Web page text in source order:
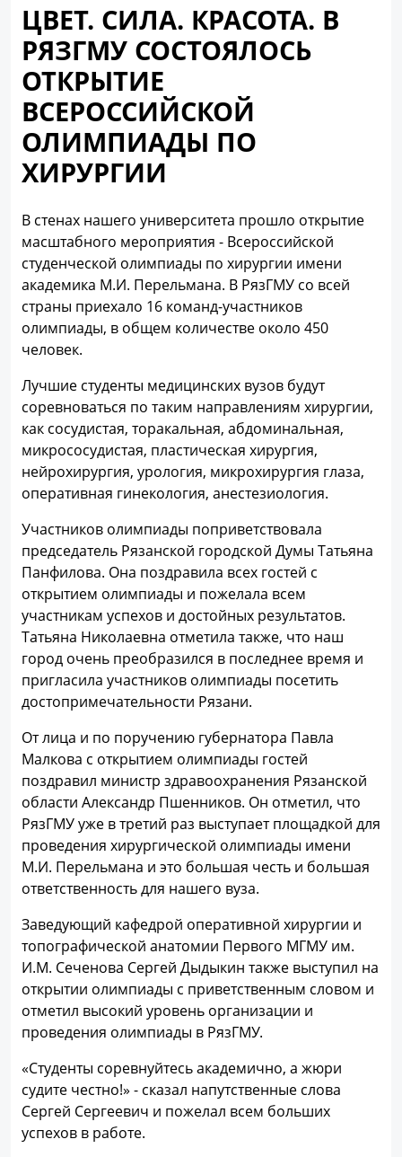
ЦВЕТ. СИЛА. КРАСОТА. В
РЯЗГМУ СОСТОЯЛОСЬ
ОТКРЫТИЕ
ВСЕРОССИЙСКОЙ
ОЛИМПИАДЫ ПО
ХИРУРГИИ
В стенах нашего университета прошло открытие
масштабного мероприятия - Всероссийской
студенческой олимпиады по хирургии имени
академика М.И. Перельмана. В РязГМУ со всей
страны приехало 16 команд-участников
олимпиады, в общем количестве около 450
человек.
Лучшие студенты медицинских вузов будут
соревноваться по таким направлениям хирургии,
как сосудистая, торакальная, абдоминальная,
микрососудистая, пластическая хирургия,
нейрохирургия, урология, микрохирургия глаза,
оперативная гинекология, анестезиология.
Участников олимпиады поприветствовала
председатель Рязанской городской Думы Татьяна
Панфилова. Она поздравила всех гостей с
открытием олимпиады и пожелала всем
участникам успехов и достойных результатов.
Татьяна Николаевна отметила также, что наш
город очень преобразился в последнее время и
пригласила участников олимпиады посетить
достопримечательности Рязани.
От лица и по поручению губернатора Павла
Малкова с открытием олимпиады гостей
поздравил министр здравоохранения Рязанской
области Александр Пшенников. Он отметил, что
РязГМУ уже в третий раз выступает площадкой для
проведения хирургической олимпиады имени
М.И. Перельмана и это большая честь и большая
ответственность для нашего вуза.
Заведующий кафедрой оперативной хирургии и
топографической анатомии Первого МГМУ им.
И.М. Сеченова Сергей Дыдыкин также выступил на
открытии олимпиады с приветственным словом и
отметил высокий уровень организации и
проведения олимпиады в РязГМУ.
«Студенты соревнуйтесь академично, а жюри
судите честно!» - сказал напутственные слова
Сергей Сергеевич и пожелал всем больших
успехов в работе.